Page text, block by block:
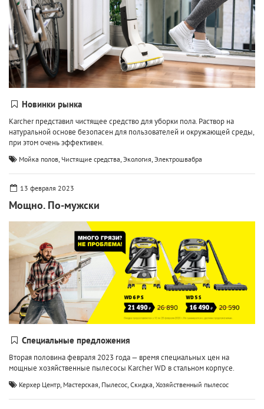
Новинки рынка
Karcher представил чистящее средство для уборки пола. Раствор на
натуральной основе безопасен для пользователей и окружающей среды,
при этом очень эффективен.
Мойка полов, Чистящие средства, Экология, Электрошвабра
13 февраля 2023
Мощно. По-мужски
Специальные предложения
Вторая половина февраля 2023 года — время специальных цен на
мощные хозяйственные пылесосы Karcher WD в стальном корпусе.
Керхер Центр, Мастерская, Пылесос, Скидка, Хозяйственный пылесос